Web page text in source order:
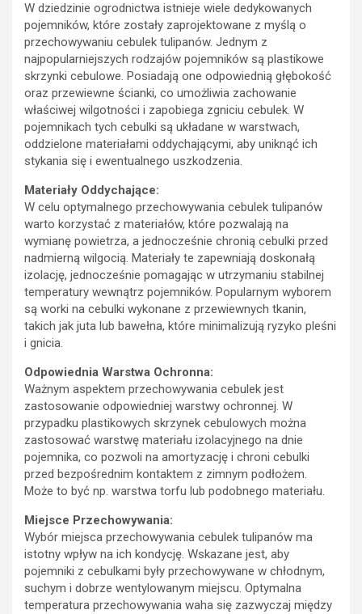
W dziedzinie ogrodnictwa istnieje wiele dedykowanych
pojemników, które zostały zaprojektowane z myślą o
przechowywaniu cebulek tulipanów. Jednym z
najpopularniejszych rodzajów pojemników są plastikowe
skrzynki cebulowe. Posiadają one odpowiednią głębokość
oraz przewiewne ścianki, co umożliwia zachowanie
właściwej wilgotności i zapobiega zgniciu cebulek. W
pojemnikach tych cebulki są układane w warstwach,
oddzielone materiałami oddychającymi, aby uniknąć ich
stykania się i ewentualnego uszkodzenia.
Materiały Oddychające:
W celu optymalnego przechowywania cebulek tulipanów
warto korzystać z materiałów, które pozwalają na
wymianę powietrza, a jednocześnie chronią cebulki przed
nadmierną wilgocią. Materiały te zapewniają doskonałą
izolację, jednocześnie pomagając w utrzymaniu stabilnej
temperatury wewnątrz pojemników. Popularnym wyborem
są worki na cebulki wykonane z przewiewnych tkanin,
takich jak juta lub bawełna, które minimalizują ryzyko pleśni
i gnicia.
Odpowiednia Warstwa Ochronna:
Ważnym aspektem przechowywania cebulek jest
zastosowanie odpowiedniej warstwy ochronnej. W
przypadku plastikowych skrzynek cebulowych można
zastosować warstwę materiału izolacyjnego na dnie
pojemnika, co pozwoli na amortyzację i chroni cebulki
przed bezpośrednim kontaktem z zimnym podłożem.
Może to być np. warstwa torfu lub podobnego materiału.
Miejsce Przechowywania:
Wybór miejsca przechowywania cebulek tulipanów ma
istotny wpływ na ich kondycję. Wskazane jest, aby
pojemniki z cebulkami były przechowywane w chłodnym,
suchym i dobrze wentylowanym miejscu. Optymalna
temperatura przechowywania waha się zazwyczaj między